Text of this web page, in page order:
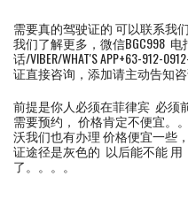
需要真的驾驶证的 可以联系我
我们了解更多，微信BGC998 电
话/VIBER/WHAT'S APP+63-912-
证直接咨询，添加请主动告知咨
前提是你人必须在菲律宾 必须
需要预约， 价格肯定不便宜。
沃我们也有办理 价格便宜一些
证途径是灰色的 以后能不能
了。。。。